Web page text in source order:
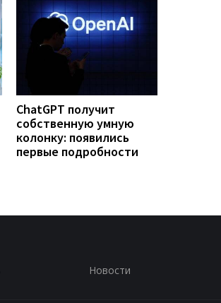
ChatGPT получит
собственную умную
колонку: появились
первые подробности
Новости